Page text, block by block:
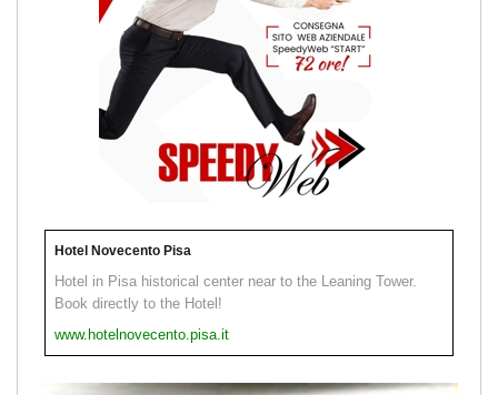
Hotel Novecento Pisa
Hotel in Pisa historical center near to the Leaning Tower.
Book directly to the Hotel!
www.hotelnovecento.pisa.it